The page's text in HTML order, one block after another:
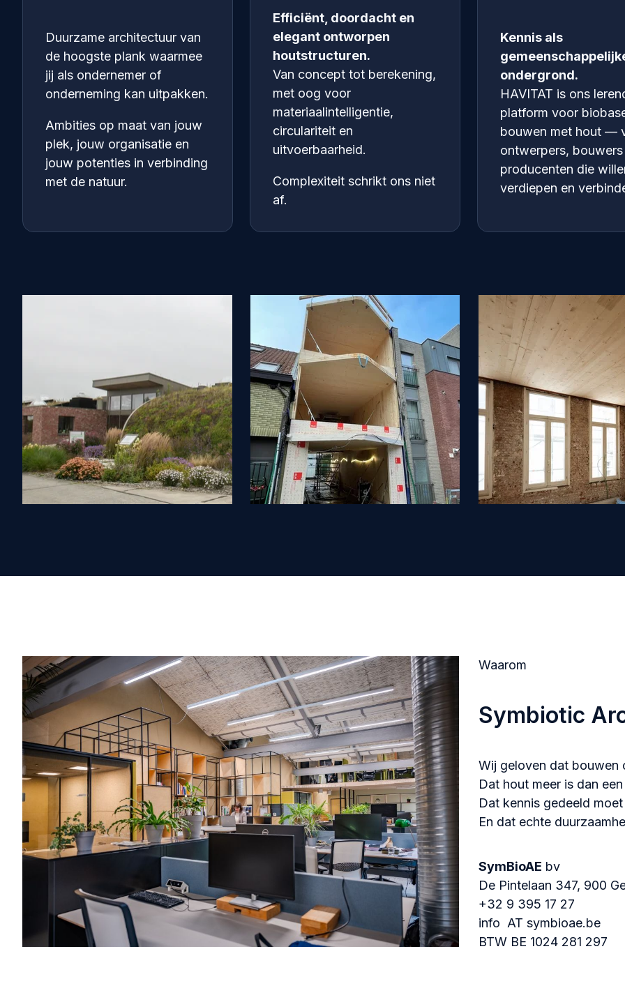
Duurzame architectuur van
de hoogste plank waarmee
jij als ondernemer of
onderneming kan uitpakken.
Ambities op maat van jouw
plek, jouw organisatie en
jouw potenties in verbinding
met de natuur.
Efficiënt, doordacht en
elegant ontworpen
houtstructuren.
Van concept tot berekening,
met oog voor
materiaalintelligentie,
circulariteit en
uitvoerbaarheid.
Complexiteit schrikt ons niet
af.
Kennis als
ondergrond.
HAVITAT is ons
platform voor
bouwen met hout —
ontwerpers, bouwers
producenten die
verdiepen en
Waarom
Symbiotic
Wij geloven dat bouwen
Dat hout meer is dan
Dat kennis gedeeld
En dat echte
SymBioAE bv
De Pintelaan 347, 900
+32 9 395 17 27
info AT symbioae.be
BTW BE 1024 281 297